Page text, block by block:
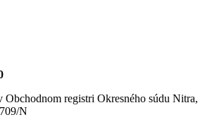
Obchodnom registri Okresného súdu Nitra,
N